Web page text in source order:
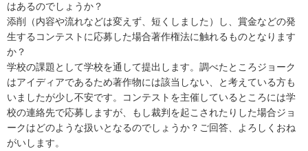
はあるのでしょうか？
添削（内容や流れなどは変えず、短くしました）し、賞金などの発
生するコンテストに応募した場合著作権法に触れるものとなります
か？
学校の課題として学校を通して提出します。調べたところジョーク
はアイディアであるため著作物には該当しない、と考えている方も
いましたが少し不安です。コンテストを主催しているところには学
校の連絡先で応募しますが、もし裁判を起こされたりした場合ジョ
ークはどのような扱いとなるのでしょうか？ご回答、よろしくおね
がいします。